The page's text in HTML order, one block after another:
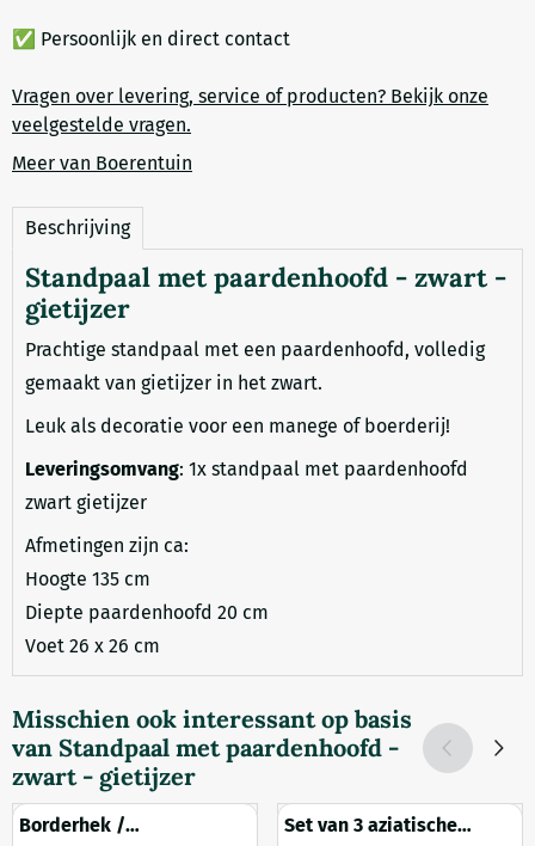
✅ Persoonlijk en direct contact
Vragen over levering, service of producten? Bekijk onze
veelgestelde vragen.
Meer van Boerentuin
Beschrijving
Standpaal met paardenhoofd - zwart -
gietijzer
Prachtige standpaal met een paardenhoofd, volledig
gemaakt van gietijzer in het zwart.
Leuk als decoratie voor een manege of boerderij!
Leveringsomvang: 1x standpaal met paardenhoofd
zwart gietijzer
Afmetingen zijn ca:
Hoogte 135 cm
Diepte paardenhoofd 20 cm
Voet 26 x 26 cm
Misschien ook interessant op basis
van Standpaal met paardenhoofd -
zwart - gietijzer
Borderhek /
Set van 3 aziatische